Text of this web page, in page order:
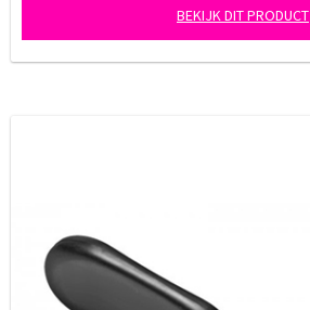
BEKIJK DIT PRODUCT